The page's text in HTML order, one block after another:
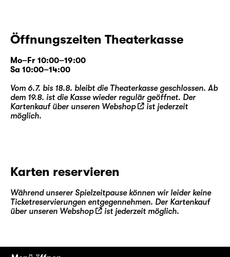
Öffnungszeiten Theaterkasse
Mo–Fr 10:00–19:00
Sa 10:00–14:00
Vom 6.7. bis 18.8. bleibt die Theaterkasse geschlossen. Ab
dem 19.8. ist die Kasse wieder regulär geöffnet. Der
Kartenkauf über unseren Webshop
ist jederzeit
möglich.
Karten reservieren
Während unserer Spielzeitpause können wir leider keine
Ticketreservierungen entgegennehmen. Der Kartenkauf
über unseren Webshop ist jederzeit möglich.